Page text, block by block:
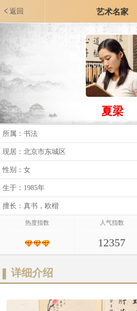
返回 艺术名家
夏梁
所属：书法
现居：北京市东城区
性别：女
生于：1985年
擅长：真书，欧楷
热度指数 人气指数
12357
详细介绍